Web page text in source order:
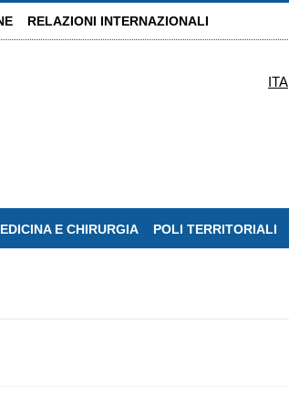
RELAZIONI INTERNAZIONALI
ITA
E CHIRURGIA POLI TERRITORIALI